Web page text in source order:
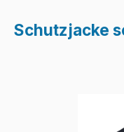
Schutzjacke